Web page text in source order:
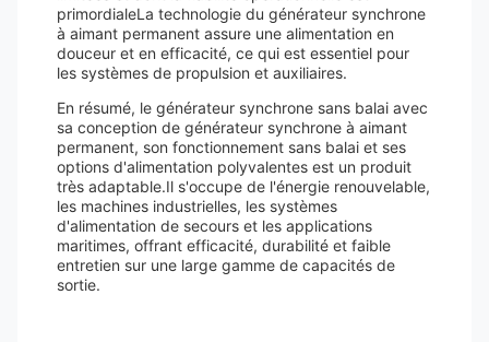
primordialeLa technologie du générateur synchrone
à aimant permanent assure une alimentation en
douceur et en efficacité, ce qui est essentiel pour
les systèmes de propulsion et auxiliaires.
En résumé, le générateur synchrone sans balai avec
sa conception de générateur synchrone à aimant
permanent, son fonctionnement sans balai et ses
options d'alimentation polyvalentes est un produit
très adaptable.Il s'occupe de l'énergie renouvelable,
les machines industrielles, les systèmes
d'alimentation de secours et les applications
maritimes, offrant efficacité, durabilité et faible
entretien sur une large gamme de capacités de
sortie.